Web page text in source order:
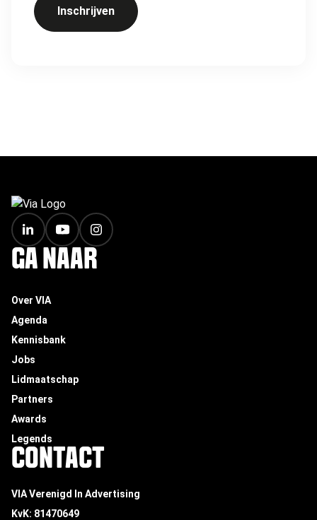
Inschrijven
FOOTER
GA NAAR
Over VIA
Agenda
Kennisbank
Jobs
Lidmaatschap
Partners
Awards
Legends
CONTACT
VIA Verenigd In Advertising
KvK: 81470649